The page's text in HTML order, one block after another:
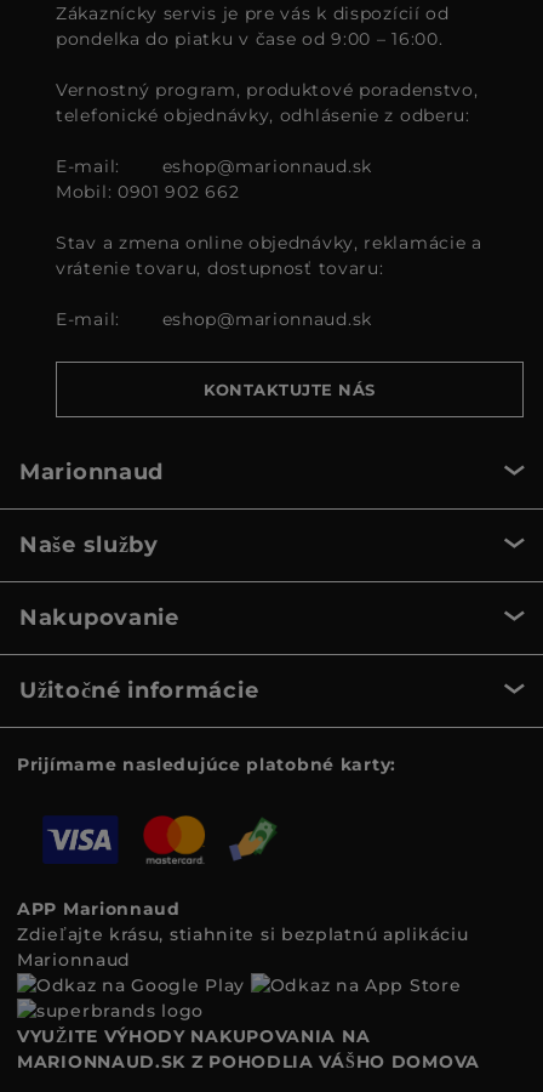
Zákaznícky servis je pre vás k dispozícií od
pondelka do piatku v čase od 9:00 – 16:00.
Vernostný program, produktové poradenstvo,
telefonické objednávky, odhlásenie z odberu:
E-mail:
eshop@marionnaud.sk
Mobil: 0901 902 662
Stav a zmena online objednávky, reklamácie a
vrátenie tovaru, dostupnosť tovaru:
E-mail: eshop@marionnaud.sk
KONTAKTUJTE NÁS
Marionnaud
Naše služby
Nakupovanie
Užitočné informácie
Prijímame nasledujúce platobné karty:
APP Marionnaud
Zdieľajte krásu, stiahnite si bezplatnú aplikáciu
Marionnaud
VYUŽITE VÝHODY NAKUPOVANIA NA
MARIONNAUD.SK Z POHODLIA VÁŠHO DOMOVA